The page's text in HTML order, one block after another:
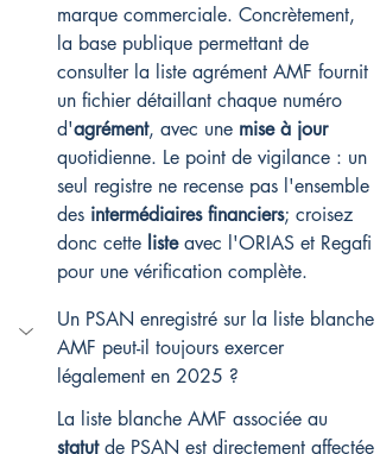
marque commerciale. Concrètement,
la base publique permettant de
consulter la liste agrément AMF fournit
un fichier détaillant chaque numéro
d'agrément, avec une mise à jour
quotidienne. Le point de vigilance : un
seul registre ne recense pas l'ensemble
des intermédiaires financiers; croisez
donc cette liste avec l'ORIAS et Regafi
pour une vérification complète.
Un PSAN enregistré sur la liste blanche
AMF peut-il toujours exercer
légalement en 2025 ?
La liste blanche AMF associée au
statut de PSAN est directement affectée